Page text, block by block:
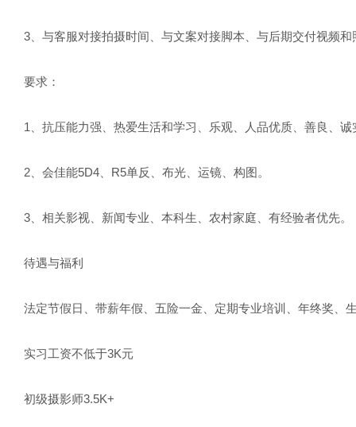
3、与客服对接拍摄时间、与文案对接脚本、与后期交付视频和
要求：
1、抗压能力强、热爱生活和学习、乐观、人品优质、善良、诚
2、会佳能5D4、R5单反、布光、运镜、构图。
3、相关影视、新闻专业、本科生、农村家庭、有经验者优先。
待遇与福利
法定节假日、带薪年假、五险一金、定期专业培训、年终奖、
实习工资不低于3K元
初级摄影师3.5K+